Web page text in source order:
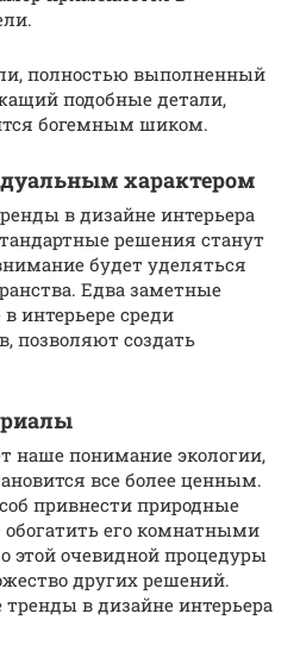
полностью выполненный
подобные детали,
богемным шиком.
характером
в дизайне интерьера
решения станут
будет уделяться
Едва заметные
интерьере среди
позволяют создать
наше понимание экологии,
все более ценным.
привнести природные
его комнатными
этой очевидной процедуры
других решений.
в дизайне интерьера